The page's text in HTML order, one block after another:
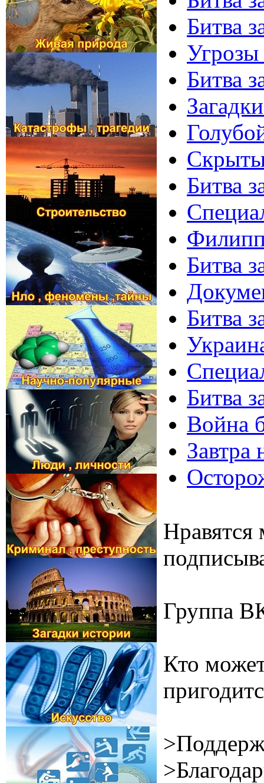
Битва
Угрозы
Битва
Битва
Битва
Битва
Битва
Война
Завтра
Группа
Кто